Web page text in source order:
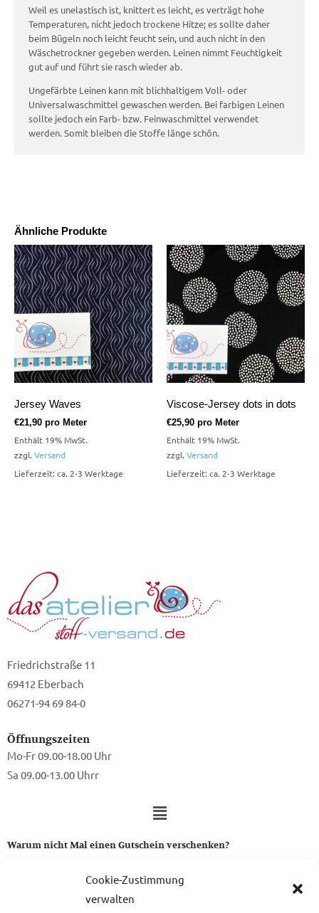
Cookie-Zustimmung
verwalten
Ähnliche Produkte
Jersey Waves
€21,90 pro Meter
Enthält 19% MwSt.
zzgl. Versand
Lieferzeit: ca. 2-3 Werktage
Viscose-Jersey dots in dots
€25,90 pro Meter
Enthält 19% MwSt.
zzgl. Versand
Lieferzeit: ca. 2-3 Werktage
Weil es unelastisch ist, knittert es leicht, es verträgt hohe
Temperaturen, nicht jedoch trockene Hitze; es sollte daher
beim Bügeln noch leicht feucht sein, und auch nicht in den
Wäschetrockner gegeben werden. Leinen nimmt Feuchtigkeit
gut auf und führt sie rasch wieder ab.
Ungefärbte Leinen kann mit blichhaltigem Voll- oder
Universalwaschmittel gewaschen werden. Bei farbigen Leinen
sollte jedoch ein Farb- bzw. Feinwaschmittel verwendet
werden. Somit bleiben die Stoffe länge schön.
Friedrichstraße 11
69412 Eberbach
06271-94 69 84-0
Öffnungszeiten
Mo-Fr 09.00-18.00 Uhr
Sa 09.00-13.00 Uhrr
Warum nicht Mal einen Gutschein verschenken?
Ein Gutschein von uns ist das perfekte Geschenk für alle Stoff-